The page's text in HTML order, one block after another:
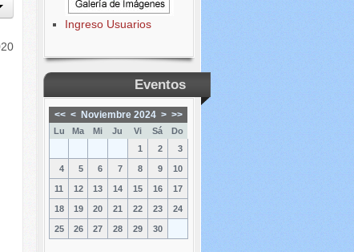
Ingreso Usuarios
Eventos
<< < Noviembre 2024 > >>
Lu Ma Mi Ju Vi Sá
Do
1
2 3
4 5 6 7 8 9 10
11 12 13 14 15 16 17
18 19 20 21 22 23 24
25 26 27 28 29 30